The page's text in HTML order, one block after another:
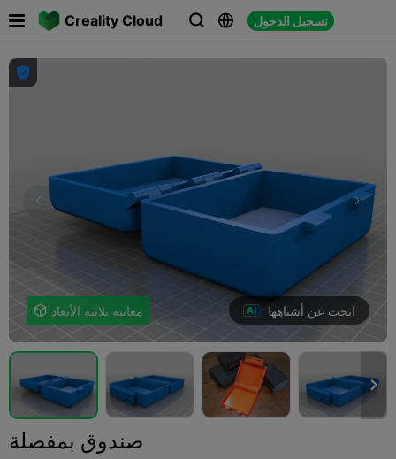
Creality Cloud   تسجيل الدخول
 

 معاينة ثلاثية الأبعاد ابحث عن أشباهها

صندوق بمفصلة